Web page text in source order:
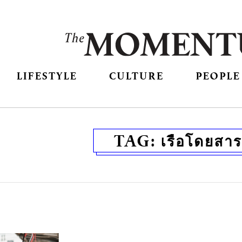
LIFESTYLE CULTURE PEOPLE
TAG: เรือโดยสาร